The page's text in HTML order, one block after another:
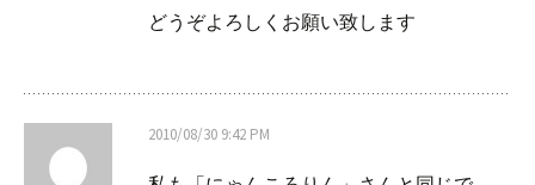
どうぞよろしくお願い致します
2010/08/30 9:42 PM